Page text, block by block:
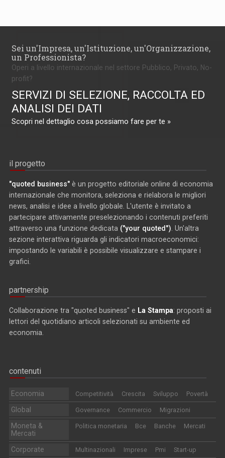
Sei un'Impresa, un'Istituzione, un'Organizzazione,
un Professionista?
Operi a livello internazionale nel settore Pubblico, Privato, No-
profit?
SERVIZI DI SELEZIONE, RACCOLTA ED
ANALISI DEI DATI
Scopri nel dettaglio cosa possiamo fare per te »
il progetto
"quoted business" è un progetto editoriale online di economia
internazionale che monitora, seleziona e rielabora le migliori
news, analisi e idee a livello globale. L'utente è invitato a
partecipare attivamente preselezionando i contenuti preferiti
attraverso una funzione dedicata ("your quoted") . Un'altra
sezione interattiva riguarda gli indicatori macroeconomici:
impostando le variabili è possibile visualizzare e stampare i
grafici.
partnership
Collaborazione tra "quoted business" e La Stampa: proposti ai
lettori del quotidiano articoli selezionati su ambiente ed
economia.
contenuti
Economia Competitività Crescita Sviluppo Povertà
Global Governance Commercio Migrazioni
Moneta &
Mercati
Politica monetaria Bce Banche Mercati
Corporate Multinazionali Imprese Pmi Start-up